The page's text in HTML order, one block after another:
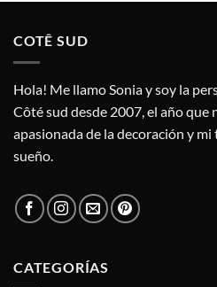
COTÊ SUD
Hola! Me llamo Sonia y soy la
Côté sud desde 2007, el año que
apasionada de la decoración y
sueño.
CATEGORÍAS